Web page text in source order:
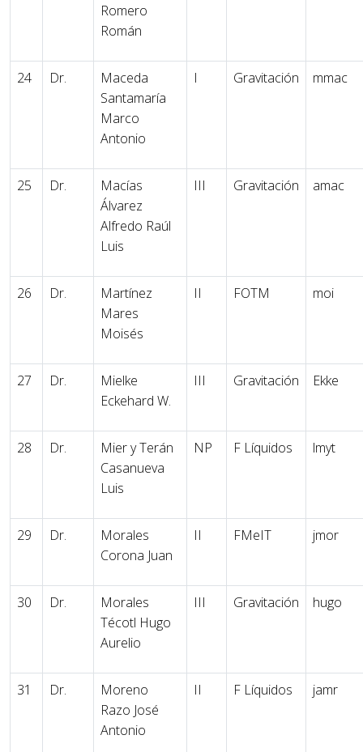
Romero
Román
24 Dr.
Maceda
Santamaría
Marco
Antonio
I Gravitación mmac
25 Dr.
Macías
Álvarez
Alfredo Raúl
Luis
III Gravitación amac
26 Dr.
Martínez
Mares
Moisés
II FOTM moi
27 Dr.
Mielke
Eckehard W.
III Gravitación Ekke
28 Dr.
Mier y Terán
Casanueva
Luis
NP F Líquidos lmyt
29 Dr.
Morales
Corona Juan
II FMeIT jmor
30 Dr.
Morales
Técotl Hugo
Aurelio
III Gravitación hugo
31 Dr.
Moreno
Razo José
Antonio
II F Líquidos jamr